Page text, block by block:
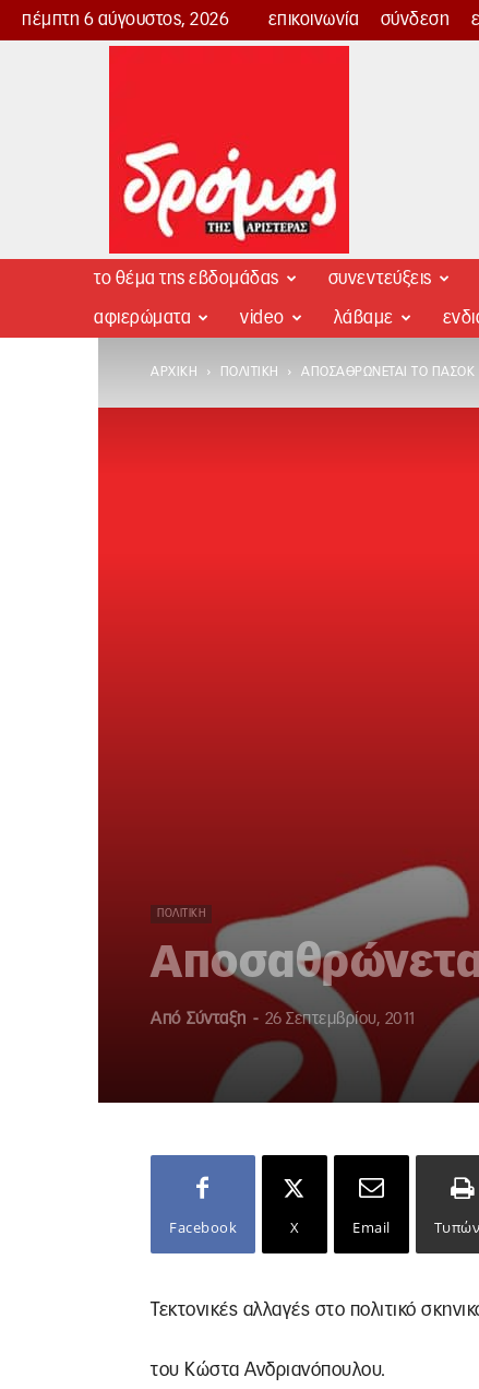
πέμπτη 6 αύγουστος, 2026 επικοινωνία σύνδεση
Δρόμος
το θέμα της εβδομάδας συνεντεύξεις
αφιερώματα video λάβαμε
ΑΡΧΙΚΉ ΠΟΛΙΤΙΚΉ ΑΠΟΣΑΘΡΏΝΕΤΑΙ ΤΟ ΠΑΣΟΚ
ΠΟΛΙΤΙΚΉ
Από Σύνταξη - 26 Σεπτεμβρίου, 2011
Facebook X Email
Τεκτονικές αλλαγές στο πολιτικό
του Κώστα Ανδριανόπουλου.